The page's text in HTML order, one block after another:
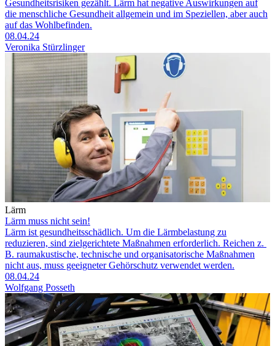
Gesundheitsrisiken gezählt. Lärm hat negative Auswirkungen auf
die menschliche Gesundheit allgemein und im Speziellen, aber auch
auf das Wohlbefinden.
08.04.24
Veronika Stürzlinger
Lärm
Lärm muss nicht sein!
Lärm ist gesundheitsschädlich. Um die Lärmbelastung zu
reduzieren, sind zielgerichtete Maßnahmen erforderlich. Reichen z.
B. raumakustische, technische und organisatorische Maßnahmen
nicht aus, muss geeigneter Gehör­schutz verwendet werden.
08.04.24
Wolfgang Posseth